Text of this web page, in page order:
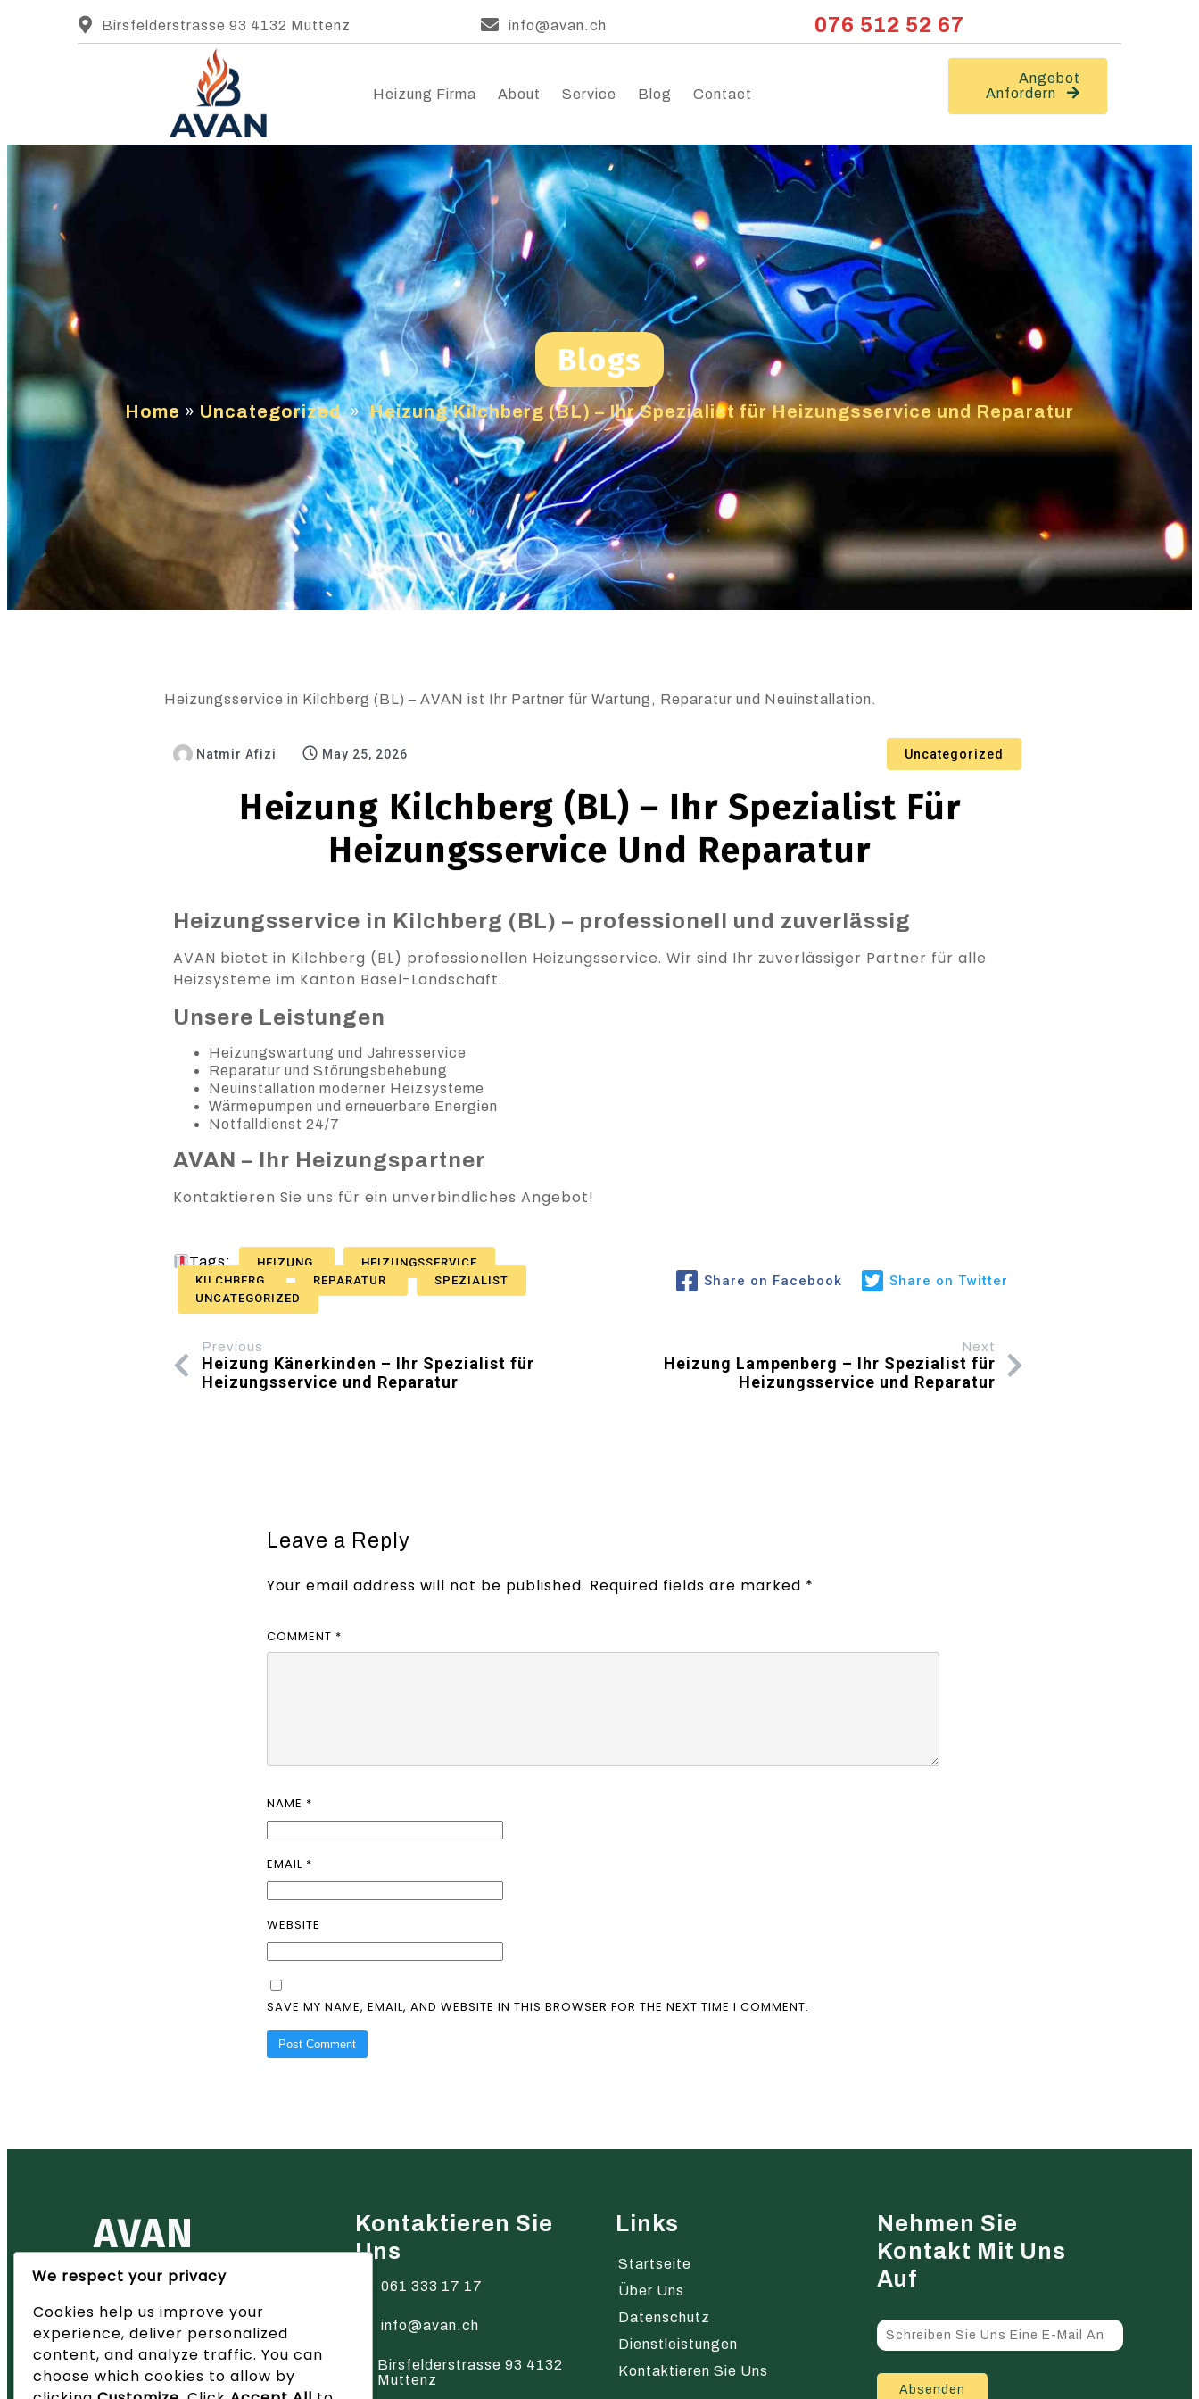
Birsfelderstrasse 93 4132 Muttenz info@avan.ch 076 512 52 67
Heizung Firma About Service Blog Contact
Angebot
Anfordern
Blogs
Home » Uncategorized » Heizung Kilchberg (BL) – Ihr Spezialist für Heizungsservice und Reparatur
Heizungsservice in Kilchberg (BL) – AVAN ist Ihr Partner für Wartung, Reparatur und Neuinstallation.
Natmir Afizi May 25, 2026 Uncategorized
Heizung Kilchberg (BL) – Ihr Spezialist Für
Heizungsservice Und Reparatur
Heizungsservice in Kilchberg (BL) – professionell und zuverlässig
AVAN bietet in Kilchberg (BL) professionellen Heizungsservice. Wir sind Ihr zuverlässiger Partner für alle
Heizsysteme im Kanton Basel-Landschaft.
Unsere Leistungen
Heizungswartung und Jahresservice
Reparatur und Störungsbehebung
Neuinstallation moderner Heizsysteme
Wärmepumpen und erneuerbare Energien
Notfalldienst 24/7
AVAN – Ihr Heizungspartner
Kontaktieren Sie uns für ein unverbindliches Angebot!
Tags: HEIZUNG
HEIZUNGSSERVICE
KILCHBERG
REPARATUR
SPEZIALIST
UNCATEGORIZED
Share on Facebook Share on Twitter
Previous
Heizung Känerkinden – Ihr Spezialist für
Heizungsservice und Reparatur
Next
Heizung Lampenberg – Ihr Spezialist für
Heizungsservice und Reparatur
Leave a Reply
Your email address will not be published. Required fields are marked *
COMMENT *
NAME *
EMAIL *
WEBSITE
SAVE MY NAME, EMAIL, AND WEBSITE IN THIS BROWSER FOR THE NEXT TIME I COMMENT.
AVAN
Ihr zuverlässiger Partner für
– wir bieten innovative Lösungen
und hervorragenden Service.
Kontaktieren Sie
Uns
061 333 17 17
info@avan.ch
Birsfelderstrasse 93 4132
Muttenz
Links
Startseite
Über Uns
Datenschutz
Dienstleistungen
Kontaktieren Sie Uns
Nehmen Sie
Kontakt Mit Uns
Auf
Absenden
We respect your privacy
Cookies help us improve your
experience, deliver personalized
content, and analyze traffic. You can
choose which cookies to allow by